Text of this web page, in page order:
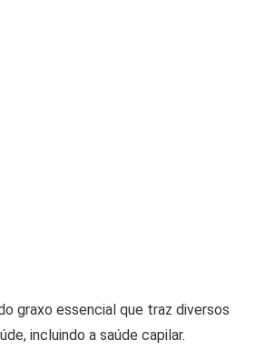
graxo essencial que traz diversos
incluindo a saúde capilar.